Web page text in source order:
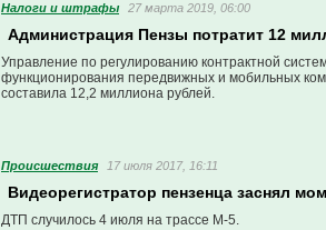
Налоги и штрафы 27 марта 2019, 06:00
Администрация Пензы потратит 12
Управление по регулированию контрактной
функционирования передвижных и мобильных
составила 12,2 миллиона рублей.
Проиcшествия 17 июля 2017, 16:11
Видеорегистратор пензенца заснял
ДТП случилось 4 июля на трассе М-5.